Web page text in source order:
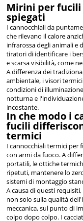
Mirini per
spiegati
I cannocchiali da
che rilevano il calore
infrarossa degli animali e
tiratori di identificare i
e scarsa visibilità, come
A differenza dei
ambientale, i visori
condizioni di
notturna e
incostante.
In che modo i
fucili
termici
I cannocchiali termici per
con armi da fuoco. A
portatili, le ottiche
ripetuti, mantenere lo
sistemi di montaggio
A causa di questi
non solo sulla qualità
meccanica, sul punto di
colpo dopo colpo. I